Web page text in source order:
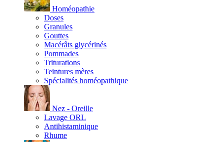
Homéopathie
Doses
Granules
Gouttes
Macérâts glycérinés
Pommades
Triturations
Teintures mères
Spécialités homéopathique
Nez - Oreille
Lavage ORL
Antihistaminique
Rhume